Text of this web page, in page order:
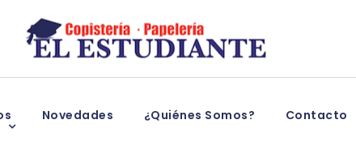
Novedades ¿Quiénes Somos? Contacto